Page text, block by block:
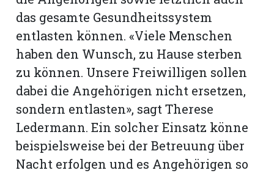
das gesamte Gesundheitssystem
entlasten können. «Viele Menschen
haben den Wunsch, zu Hause sterben
zu können. Unsere Freiwilligen sollen
dabei die Angehörigen nicht ersetzen,
sondern entlasten», sagt Therese
Ledermann. Ein solcher Einsatz könne
beispielsweise bei der Betreuung über
Nacht erfolgen und es Angehörigen so